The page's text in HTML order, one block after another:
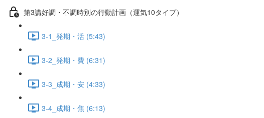
第3講好調・不調時別の行動計画（運気10タイプ）
3-1_発期・活 (5:43)
3-2_発期・費 (6:31)
3-3_成期・安 (4:33)
3-4_成期・焦 (6:13)